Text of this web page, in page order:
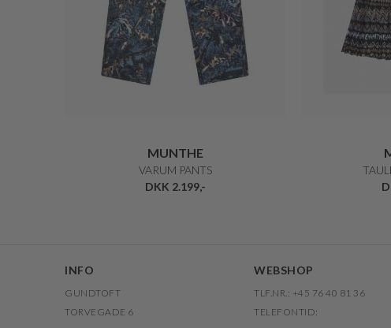
MUNTHE
VARUM PANTS
DKK 2.199,-
INFO
GUNDTOFT
TORVEGADE 6
WEBSHOP
TLF.NR.: +45 76 40 81 36
TELEFONTID: